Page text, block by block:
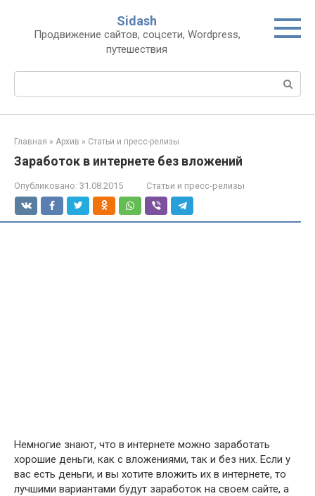
контенту
Sidash
Продвижение сайтов, соцсети, Wordpress,
путешествия
Главная » Архив » Статьи и пресс-релизы
Заработок в интернете без вложений
Опубликовано: 31.08.2015 Статьи и пресс-релизы
Немногие знают, что в интернете можно заработать
хорошие деньги, как с вложениями, так и без них. Если у
вас есть деньги, и вы хотите вложить их в интернете, то
лучшими вариантами будут заработок на своем сайте, а